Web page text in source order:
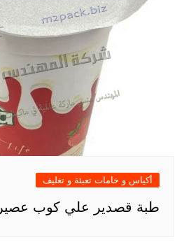
أكياس و خامات تعبئة و تغليف
طبة قصدير علي كوب عصير